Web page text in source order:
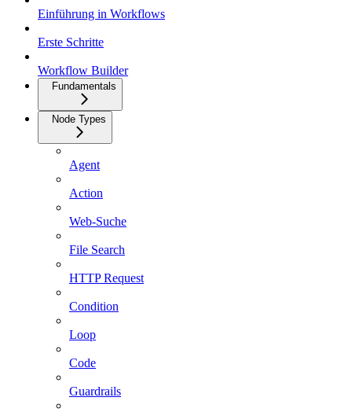
Einführung in Workflows
Erste Schritte
Workflow Builder
Fundamentals
Node Types
Agent
Action
Web-Suche
File Search
HTTP Request
Condition
Loop
Code
Guardrails